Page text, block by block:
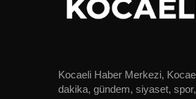
Kocaeli Haber Merkezi,
dakika, gündem, siyaset,